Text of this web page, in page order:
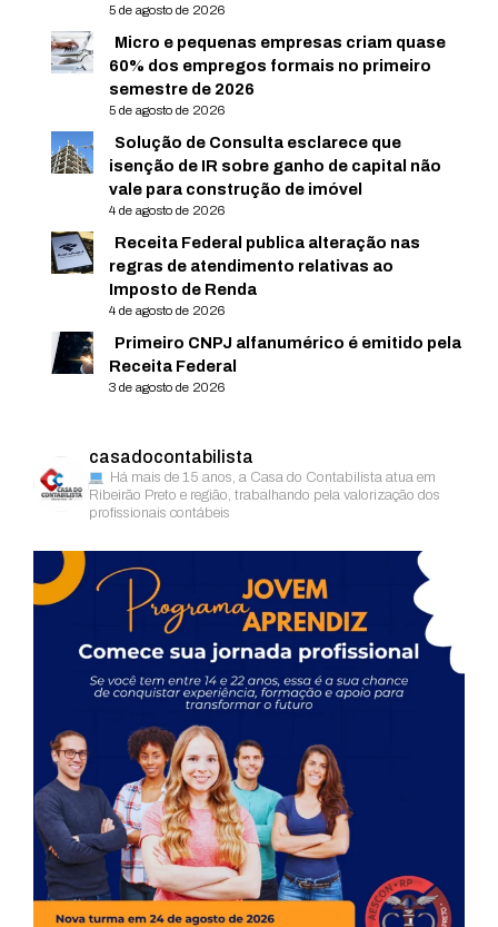
5 de agosto de 2026
Micro e pequenas empresas criam quase
60% dos empregos formais no primeiro
semestre de 2026
5 de agosto de 2026
Solução de Consulta esclarece que
isenção de IR sobre ganho de capital não
vale para construção de imóvel
4 de agosto de 2026
Receita Federal publica alteração nas
regras de atendimento relativas ao
Imposto de Renda
4 de agosto de 2026
Primeiro CNPJ alfanumérico é emitido pela
Receita Federal
3 de agosto de 2026
casadocontabilista
Há mais de 15 anos, a Casa do Contabilista atua em
Ribeirão Preto e região, trabalhando pela valorização dos
profissionais contábeis